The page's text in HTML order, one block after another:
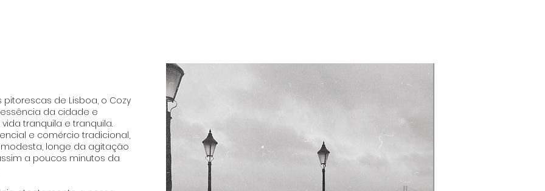
de Lisboa, o Cozy
da cidade e
tranquila e tranquila.
e comércio tradicional,
longe da agitação
a poucos minutos da